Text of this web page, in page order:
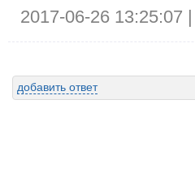
2017-06-26 13:25:07 |
добавить ответ